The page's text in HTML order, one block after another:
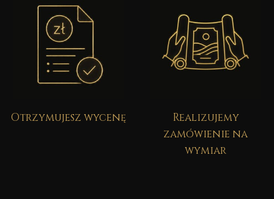
Otrzymujesz wycenę
Realizujemy
zamówienie na
wymiar